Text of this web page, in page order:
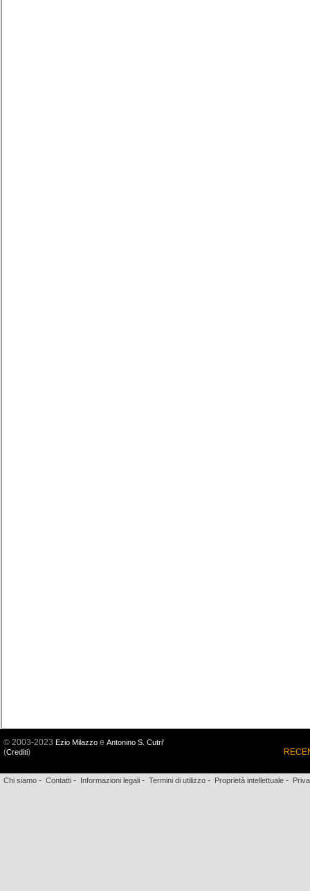
© 2003-2023 Ezio Milazzo e Antonino S. Cutri'
(Crediti)
Chi siamo - Contatti - Informazioni legali - Termini di utilizzo - Proprietà intellettuale -